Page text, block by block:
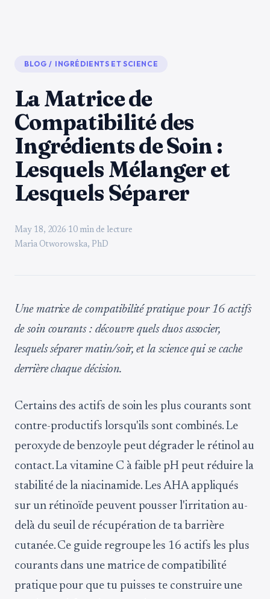
BLOG / INGRÉDIENTS ET SCIENCE
La Matrice de
Compatibilité des
Ingrédients de Soin :
Lesquels Mélanger et
Lesquels Séparer
May 18, 2026· 10 min de lecture
Maria Otworowska, PhD
Une matrice de compatibilité pratique pour 16 actifs
de soin courants : découvre quels duos associer,
lesquels séparer matin/soir, et la science qui se cache
derrière chaque décision.
Certains des actifs de soin les plus courants sont
contre-productifs lorsqu'ils sont combinés. Le
peroxyde de benzoyle peut dégrader le rétinol au
contact. La vitamine C à faible pH peut réduire la
stabilité de la niacinamide. Les AHA appliqués
sur un rétinoïde peuvent pousser l'irritation au-
delà du seuil de récupération de ta barrière
cutanée. Ce guide regroupe les 16 actifs les plus
courants dans une matrice de compatibilité
pratique pour que tu puisses te construire une